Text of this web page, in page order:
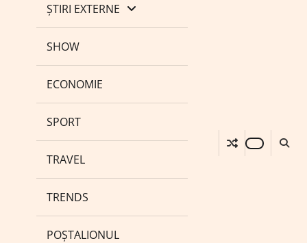
ȘTIRI EXTERNE
SHOW
ECONOMIE
SPORT
TRAVEL
TRENDS
POȘTALIONUL